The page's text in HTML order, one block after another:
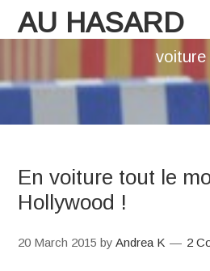
AU HASARD
voiture
En voiture tout le
Hollywood !
20 March 2015 byAndrea K 2